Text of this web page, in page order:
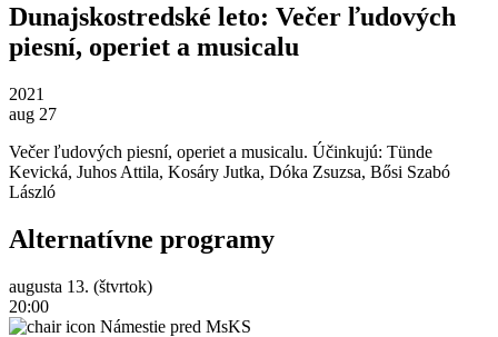
Dunajskostredské leto: Večer ľudových
piesní, operiet a musicalu
2021
aug 27
Večer ľudových piesní, operiet a musicalu. Účinkujú: Tünde
Kevická, Juhos Attila, Kosáry Jutka, Dóka Zsuzsa, Bősi Szabó
László
Alternatívne programy
augusta 13. (štvrtok)
20:00
Námestie pred MsKS